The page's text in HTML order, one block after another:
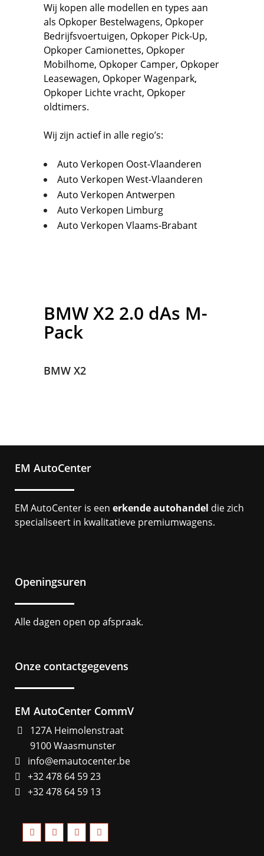
Wij kopen alle modellen en types aan
als Opkoper Bestelwagens, Opkoper
Bedrijfsvoertuigen, Opkoper Pick-Up,
Opkoper Camionettes, Opkoper
Mobilhome, Opkoper Camper, Opkoper
Leasewagen, Opkoper Wagenpark,
Opkoper Lichte vracht, Opkoper
oldtimers.
Wij zijn actief in alle regio’s:
Auto Verkopen Oost-Vlaanderen
Auto Verkopen West-Vlaanderen
Auto Verkopen Antwerpen
Auto Verkopen Limburg
Auto Verkopen Vlaams-Brabant
BMWX2 2.0 dAs M-
Pack
BMW X2
EM AutoCenter
EM AutoCenter is een erkende autohandel die zich
specialiseert in kwalitatieve premiumwagens.
Openingsuren
Alle dagen open op afspraak.
Onze contactgegevens
EM AutoCenter CommV
127A Heimolenstraat
9100 Waasmunster
info@emautocenter.be
+32 478 64 59 23
+32 478 64 59 13